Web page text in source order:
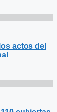
actos del